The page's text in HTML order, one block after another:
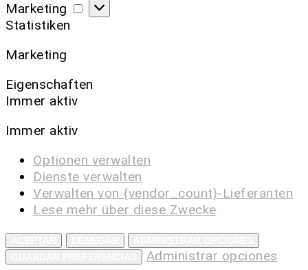
Marketing
Statistiken
Marketing
Eigenschaften
Immer aktiv
Immer aktiv
Optionen verwalten
Dienste verwalten
Verwalten von {vendor_count}-Lieferanten
Lese mehr über diese Zwecke
Administrar opciones